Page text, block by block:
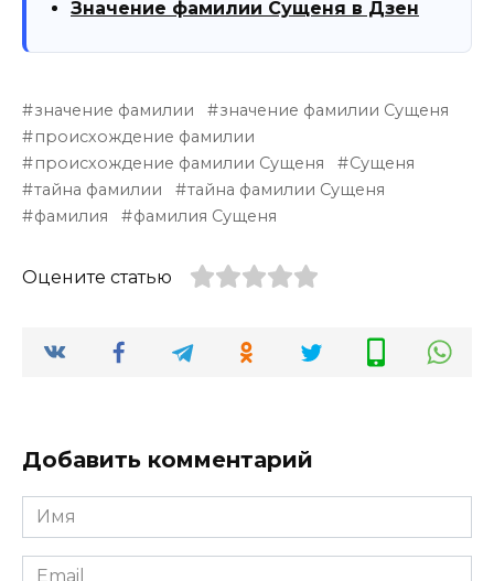
Значение фамилии Сущеня в Дзен
значение фамилии
значение фамилии Сущеня
происхождение фамилии
происхождение фамилии Сущеня
Сущеня
тайна фамилии
тайна фамилии Сущеня
фамилия
фамилия Сущеня
Оцените статью
Добавить комментарий
Имя
*
Email